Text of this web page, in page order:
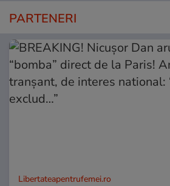
PARTENERI
Libertateapentrufemei.ro